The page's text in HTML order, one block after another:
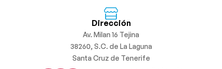
Dirección
Av. Milan 16 Tejina
38260, S.C. de La Laguna
Santa Cruz de Tenerife